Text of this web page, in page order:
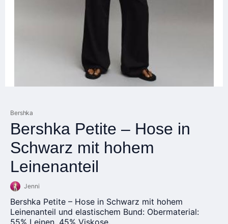
Bershka
Bershka Petite – Hose in
Schwarz mit hohem
Leinenanteil
Jenni
Bershka Petite – Hose in Schwarz mit hohem
Leinenanteil und elastischem Bund: Obermaterial:
55% Leinen, 45% Viskose.